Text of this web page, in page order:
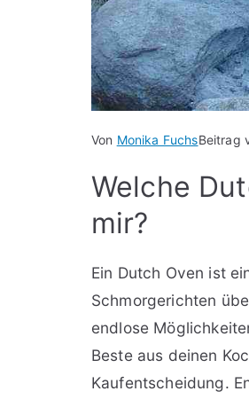
Von Monika FuchsBeitrag
Welche
mir?
Ein Dutch Oven ist
Schmorgerichten
endlose
Beste aus deinen
Kaufentscheidung.